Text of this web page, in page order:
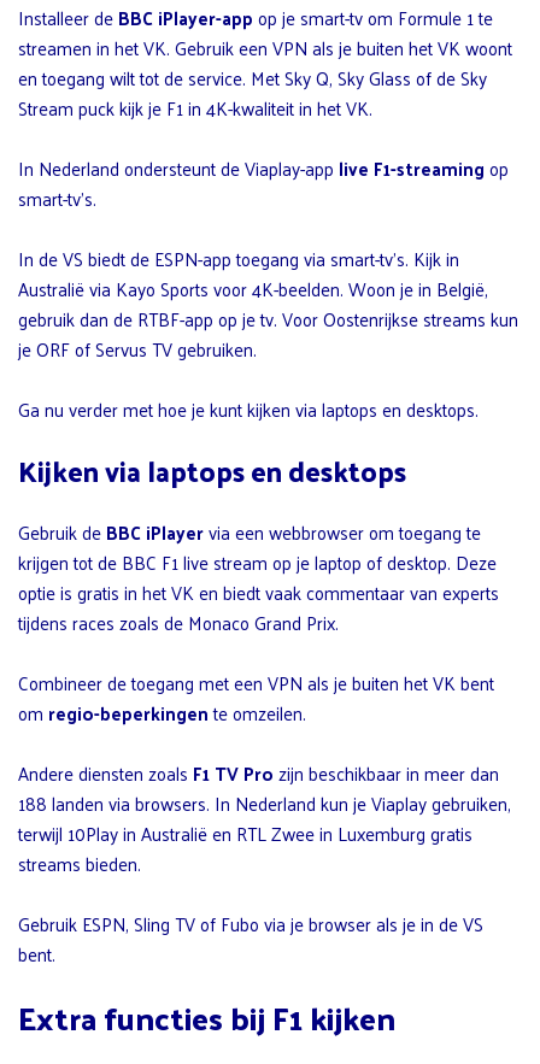
Installeer deBBC iPlayer-appop je smart-tv om Formule 1 te
streamen in het VK. Gebruik een VPN als je buiten het VK woont
en toegang wilt tot de service. Met Sky Q, Sky Glass of de Sky
Stream puck kijk je F1 in 4K-kwaliteit in het VK.
In Nederland ondersteunt de Viaplay-app live F1-streamingop
smart-tv’s.
In de VS biedt de ESPN-app toegang via smart-tv’s. Kijk in
Australië via Kayo Sports voor 4K-beelden. Woon je in België,
gebruik dan de RTBF-app op je tv. Voor Oostenrijkse streams kun
je ORF of Servus TV gebruiken.
Ga nu verder met hoe je kunt kijken via laptops en desktops.
Kijken via laptops en desktops
Gebruik deBBC iPlayervia een webbrowser om toegang te
krijgen tot de BBC F1 live stream op je laptop of desktop. Deze
optie is gratis in het VK en biedt vaak commentaar van experts
tijdens races zoals de Monaco Grand Prix.
Combineer de toegang met een VPN als je buiten het VK bent
om regio-beperkingente omzeilen.
Andere diensten zoals F1 TV Prozijn beschikbaar in meer dan
188 landen via browsers. In Nederland kun je Viaplay gebruiken,
terwijl 10Play in Australië en RTL Zwee in Luxemburg gratis
streams bieden.
Gebruik ESPN, Sling TV of Fubo via je browser als je in de VS
bent.
Extra functies bij F1 kijken